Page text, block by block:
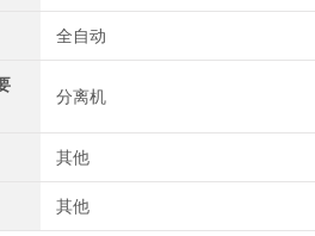
全自动
分离机
其他
其他